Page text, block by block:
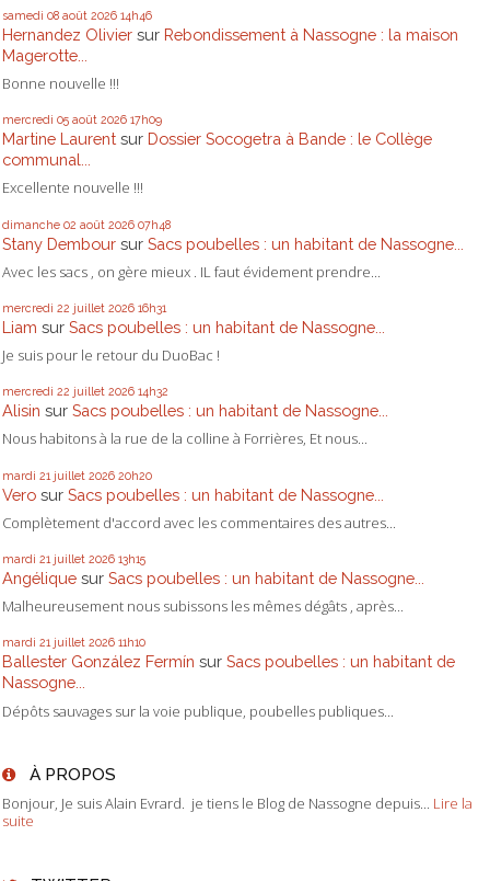
samedi 08 août 2026 14h46
Hernandez Olivier sur Rebondissement à Nassogne : la maison
Magerotte...
Bonne nouvelle !!!
mercredi 05 août 2026 17h09
Martine Laurent sur Dossier Socogetra à Bande : le Collège
communal...
Excellente nouvelle !!!
dimanche 02 août 2026 07h48
Stany Dembour sur Sacs poubelles : un habitant de Nassogne...
Avec les sacs , on gère mieux . IL faut évidement prendre...
mercredi 22 juillet 2026 16h31
Liam sur Sacs poubelles : un habitant de Nassogne...
Je suis pour le retour du DuoBac !
mercredi 22 juillet 2026 14h32
Alisin sur Sacs poubelles : un habitant de Nassogne...
Nous habitons à la rue de la colline à Forrières, Et nous...
mardi 21 juillet 2026 20h20
Vero sur Sacs poubelles : un habitant de Nassogne...
Complètement d'accord avec les commentaires des autres...
mardi 21 juillet 2026 13h15
Angélique sur Sacs poubelles : un habitant de Nassogne...
Malheureusement nous subissons les mêmes dégâts , après...
mardi 21 juillet 2026 11h10
Ballester González Fermín sur Sacs poubelles : un habitant de
Nassogne...
Dépôts sauvages sur la voie publique, poubelles publiques...
À PROPOS
Bonjour, Je suis Alain Evrard. je tiens le Blog de Nassogne depuis... Lire la
suite